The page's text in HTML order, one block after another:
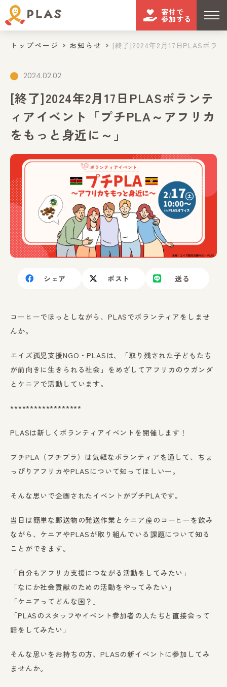
寄付で
参加する
トップページ お知らせ [終了]2024年2月17日PLASボラ...
2024.02.02
[終了]2024年2月17日PLASボランテ
ィアイベント「プチPLA～アフリカ
をもっと身近に～」
シェア ポスト 送る
コーヒーでほっとしながら、PLASでボランティアをしませ
んか。
エイズ孤児支援NGO・PLASは、「取り残された子どもたち
が前向きに生きられる社会」をめざしてアフリカのウガンダ
とケニアで活動しています。
******************
PLASは新しくボランティアイベントを開催します！
プチPLA（プチプラ）は気軽なボランティアを通して、ちょ
っぴりアフリカやPLASについて知ってほしいー。
そんな思いで企画されたイベントがプチPLAです。
当日は簡単な郵送物の発送作業とケニア産のコーヒーを飲み
ながら、ケニアやPLASが取り組んでいる課題について知る
ことができます。
「自分もアフリカ支援につながる活動をしてみたい」
「なにか社会貢献のための活動をやってみたい」
「ケニアってどんな国？」
「PLASのスタッフやイベント参加者の人たちと直接会って
話をしてみたい」
そんな思いをお持ちの方、PLASの新イベントに参加してみ
ませんか。